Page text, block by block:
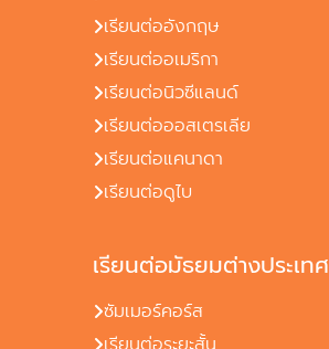
เรียนต่ออังกฤษ
เรียนต่ออเมริกา
เรียนต่อนิวซีแลนด์
เรียนต่อออสเตรเลีย
เรียนต่อแคนาดา
เรียนต่อดูไบ
เรียนต่อมัธยมต่างประเทศ
ซัมเมอร์คอร์ส